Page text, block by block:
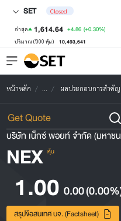
SET Closed
ล่าสุด 1,614.64 +4.86 (+0.30%)
ปริมาณ ('000 หุ้น) 10,493,641
หน้าหลัก ... ผลประกอบการสำคัญ
บริษัท เน็กซ์ พอยท์ จำกัด (มหาช
NEX หุ้น
1.00 0.00
สรุปข้อสนเทศ บจ. (Factsheet)